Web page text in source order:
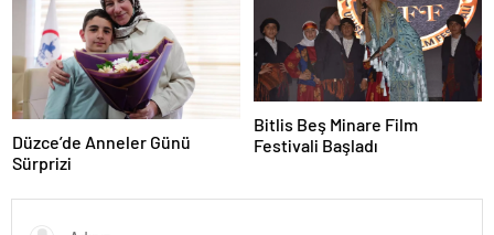
Düzce’de Anneler Günü
Sürprizi
Bitlis Beş Minare Film
Festivali Başladı